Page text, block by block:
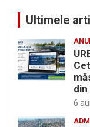
Ultimele
din
6